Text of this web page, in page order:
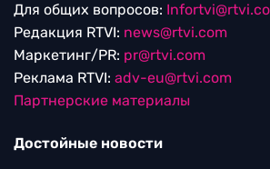
Для общих вопросов:
Редакция RTVI: news@rtvi.com
Маркетинг/PR: pr@rtvi.com
Реклама RTVI: adv-eu@rtvi.com
Партнерские материалы
Достойные новости